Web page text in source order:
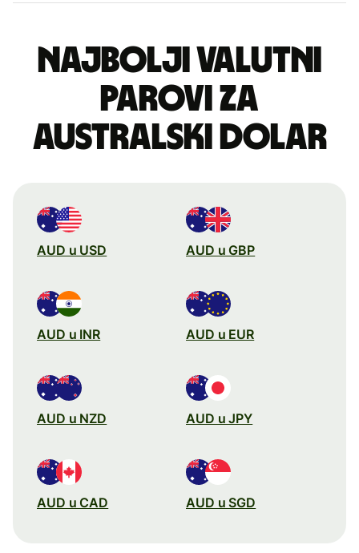
Najbolji valutni
parovi za
australski dolar
AUD u USD AUD u GBP
AUD u INR AUD u EUR
AUD u NZD AUD u JPY
AUD u CAD AUD u SGD